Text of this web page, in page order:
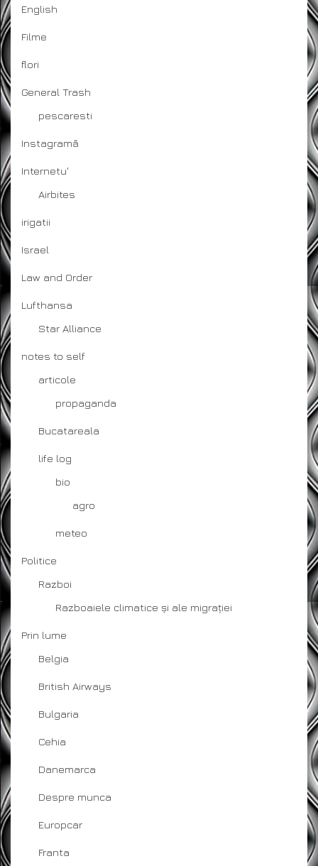
English
Filme
flori
General Trash
pescaresti
Instagramă
Internetu'
Airbites
irigatii
Israel
Law and Order
Lufthansa
Star Alliance
notes to self
articole
propaganda
Bucatareala
life log
bio
agro
meteo
Politice
Razboi
Razboaiele climatice și ale migrației
Prin lume
Belgia
British Airways
Bulgaria
Cehia
Danemarca
Despre munca
Europcar
Franta